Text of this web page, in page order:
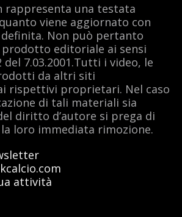
rappresenta una testata
viene aggiornato con
Non può pertanto
editoriale ai sensi
del 7.03.2001.Tutti i video, le
da altri siti
rispettivi proprietari. Nel caso
di tali materiali sia
diritto d’autore si prega di
loro immediata rimozione.
attività